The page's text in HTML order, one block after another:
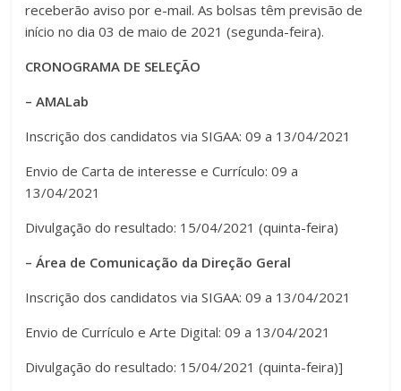
receberão aviso por e-mail. As bolsas têm previsão de
início no dia 03 de maio de 2021 (segunda-feira).
CRONOGRAMA DE SELEÇÃO
– AMALab
Inscrição dos candidatos via SIGAA: 09 a 13/04/2021
Envio de Carta de interesse e Currículo: 09 a
13/04/2021
Divulgação do resultado: 15/04/2021 (quinta-feira)
– Área de Comunicação da Direção Geral
Inscrição dos candidatos via SIGAA: 09 a 13/04/2021
Envio de Currículo e Arte Digital: 09 a 13/04/2021
Divulgação do resultado: 15/04/2021 (quinta-feira)]